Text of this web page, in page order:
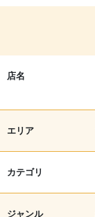
店名
エリア
カテゴリ
ジャンル